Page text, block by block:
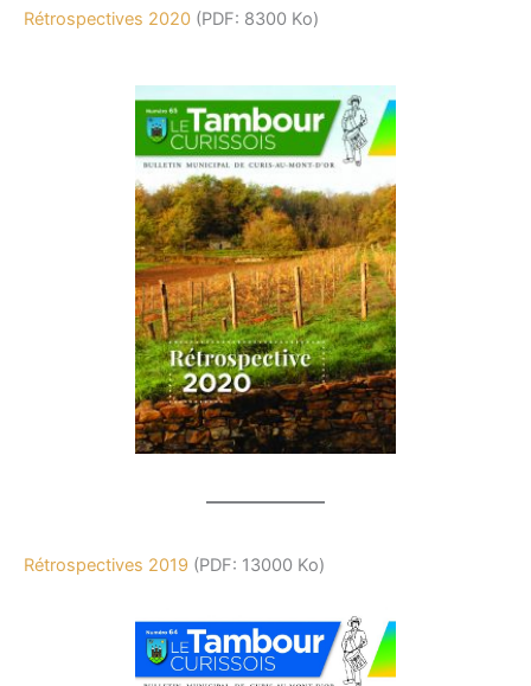
Rétrospectives 2020 (PDF: 8300 Ko)
Rétrospectives 2019 (PDF: 13000 Ko)